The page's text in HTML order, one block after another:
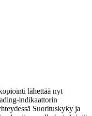
lähettää nyt
indikaattorin
Suorituskyky ja